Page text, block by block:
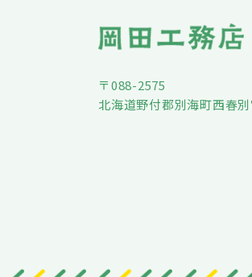
〒088-2575
北海道野付郡別海町西春